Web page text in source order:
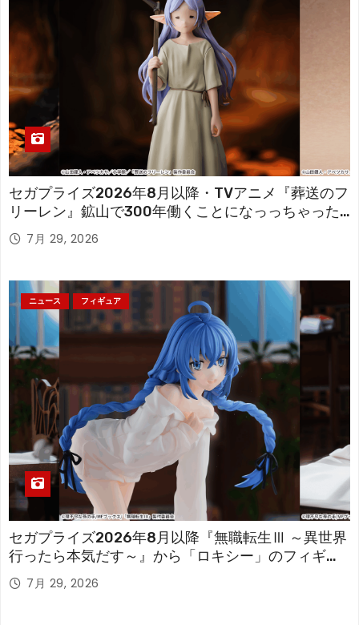
セガプライズ2026年8月以降・TVアニメ『葬送のフ
リーレン』鉱山で300年働くことになっっちゃった
「フリーレン」を立体化！
7月 29, 2026
ニュース フィギュア
セガプライズ2026年8月以降『無職転生Ⅲ ～異世界
行ったら本気だす～』から「ロキシー」のフィギュ
アが登場！
7月 29, 2026